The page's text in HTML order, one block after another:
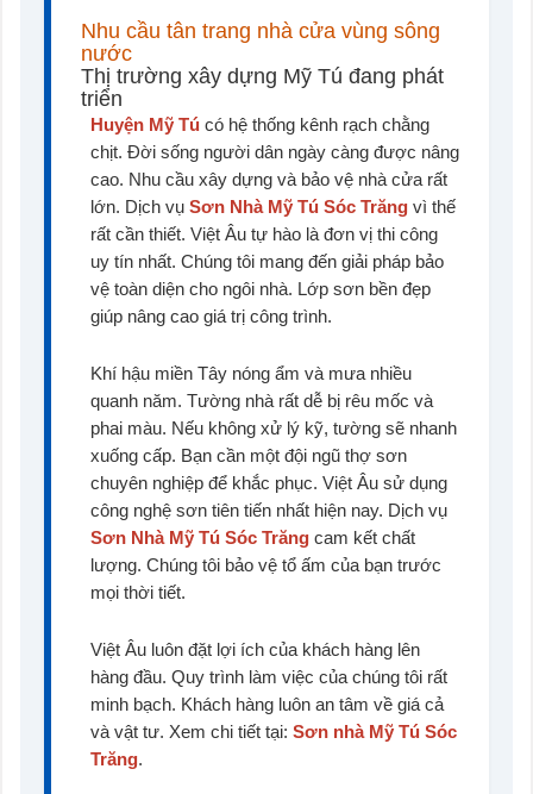
Nhu cầu tân trang nhà cửa vùng sông
nước
Thị trường xây dựng Mỹ Tú đang phát
triển
Huyện Mỹ Tú có hệ thống kênh rạch chằng
chịt. Đời sống người dân ngày càng được nâng
cao. Nhu cầu xây dựng và bảo vệ nhà cửa rất
lớn. Dịch vụ Sơn Nhà Mỹ Tú Sóc Trăng vì thế
rất cần thiết. Việt Âu tự hào là đơn vị thi công
uy tín nhất. Chúng tôi mang đến giải pháp bảo
vệ toàn diện cho ngôi nhà. Lớp sơn bền đẹp
giúp nâng cao giá trị công trình.
Khí hậu miền Tây nóng ẩm và mưa nhiều
quanh năm. Tường nhà rất dễ bị rêu mốc và
phai màu. Nếu không xử lý kỹ, tường sẽ nhanh
xuống cấp. Bạn cần một đội ngũ thợ sơn
chuyên nghiệp để khắc phục. Việt Âu sử dụng
công nghệ sơn tiên tiến nhất hiện nay. Dịch vụ
Sơn Nhà Mỹ Tú Sóc Trăng cam kết chất
lượng. Chúng tôi bảo vệ tổ ấm của bạn trước
mọi thời tiết.
Việt Âu luôn đặt lợi ích của khách hàng lên
hàng đầu. Quy trình làm việc của chúng tôi rất
minh bạch. Khách hàng luôn an tâm về giá cả
và vật tư. Xem chi tiết tại: Sơn nhà Mỹ Tú Sóc
Trăng.